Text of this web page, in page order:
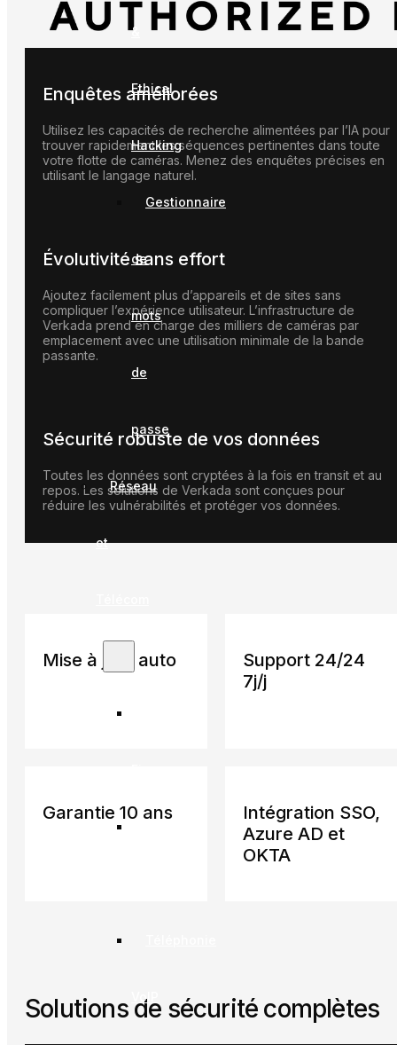
&
Ethical
Hacking
Gestionnaire
de
mots
de
passe
Réseau
et
VoIP
Enquêtes améliorées
Utilisez les capacités de recherche alimentées par l’IA pour
trouver rapidement les séquences pertinentes dans toute
votre flotte de caméras. Menez des enquêtes précises en
utilisant le langage naturel.
Évolutivité sans effort
Ajoutez facilement plus d’appareils et de sites sans
compliquer l’expérience utilisateur. L’infrastructure de
Verkada prend en charge des milliers de caméras par
emplacement avec une utilisation minimale de la bande
passante.
Sécurité robuste de vos données
Toutes les données sont cryptées à la fois en transit et au
repos. Les solutions de Verkada sont conçues pour
réduire les vulnérabilités et protéger vos données.
Mise à jour auto
Support 24/24
7j/j
Garantie 10 ans
Intégration SSO,
Azure AD et
OKTA
Solutions de sécurité complètes